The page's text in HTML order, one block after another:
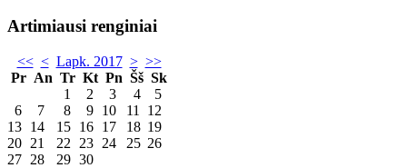
Artimiausi renginiai
<< < Lapk. 2017 > >>
Pr An Tr Kt Pn Šš Sk
1
2 3 4
5
6
7 8 9 10 11
12
13 14 15 16 17 18 19
20 21 22 23 24 25 26
27 28 29 30